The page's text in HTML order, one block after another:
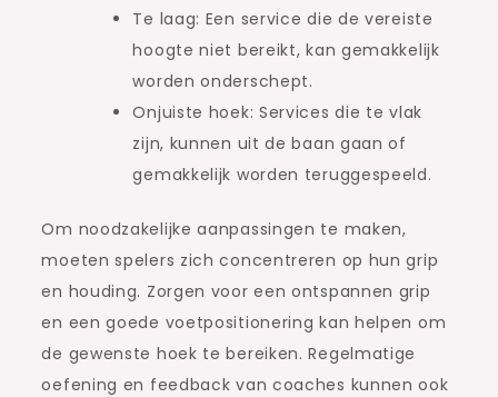
Te laag: Een service die de vereiste
hoogte niet bereikt, kan gemakkelijk
worden onderschept.
Onjuiste hoek: Services die te vlak
zijn, kunnen uit de baan gaan of
gemakkelijk worden teruggespeeld.
Om noodzakelijke aanpassingen te maken,
moeten spelers zich concentreren op hun grip
en houding. Zorgen voor een ontspannen grip
en een goede voetpositionering kan helpen om
de gewenste hoek te bereiken. Regelmatige
oefening en feedback van coaches kunnen ook